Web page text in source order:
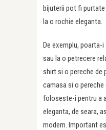
bijuterii pot fi
la o rochie eleganta.
De exemplu, poarta-
sau la o petrecere
shirt si o pereche de
camasa si o
foloseste-i pentru a
eleganta, de seara,
modern. Important